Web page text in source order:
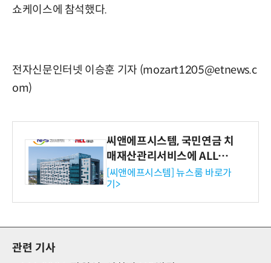
쇼케이스에 참석했다.
전자신문인터넷 이승훈 기자 (mozart1205@etnews.c
om)
씨앤에프시스템, 국민연금 치
매재산관리서비스에 ALL# E
RP 공급
[씨앤에프시스템] 뉴스룸 바로가
기>
관련 기사